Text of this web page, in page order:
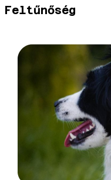
Feltűnőség